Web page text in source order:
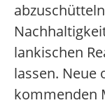
lankischen
lassen. Neue
kommenden